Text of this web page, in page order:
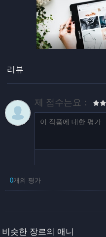
리뷰
제 점수는요：
0개의 평가
비슷한 장르의 애니